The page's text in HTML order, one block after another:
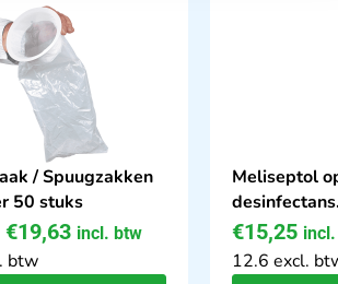
/ Spuugzakken
50 stuks
€19,63 incl. btw
btw
Meliseptol
€15,25
12.6 excl.